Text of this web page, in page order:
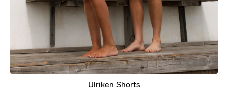
Ulriken Shorts